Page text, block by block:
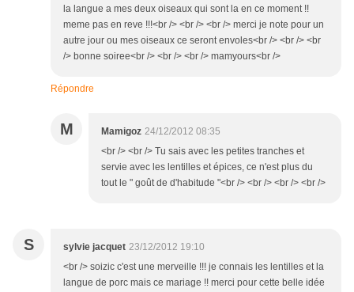
la langue a mes deux oiseaux qui sont la en ce moment !!
meme pas en reve !!!<br /> <br /> <br /> merci je note pour un
autre jour ou mes oiseaux ce seront envoles<br /> <br /> <br
/> bonne soiree<br /> <br /> <br /> mamyours<br />
Répondre
M Mamigoz 24/12/2012 08:35
<br /> <br /> Tu sais avec les petites tranches et
servie avec les lentilles et épices, ce n'est plus du
tout le " goût de d'habitude "<br /> <br /> <br /> <br />
S sylvie jacquet 23/12/2012 19:10
<br /> soizic c'est une merveille !!! je connais les lentilles et la
langue de porc mais ce mariage !! merci pour cette belle idée